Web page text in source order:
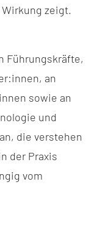
zeigt.
Führungskräfte,
an
sowie an
und
die verstehen
der Praxis
vom